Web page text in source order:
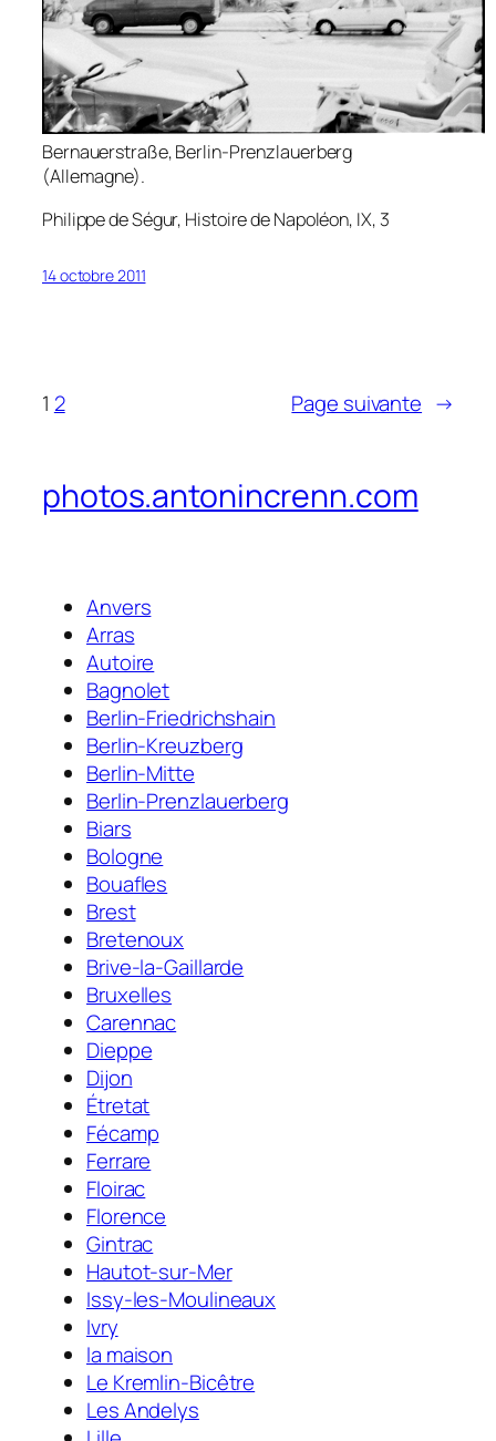
Bernauerstraße, Berlin-Prenzlauerberg
(Allemagne).
Philippe de Ségur, Histoire de Napoléon, IX, 3
14 octobre 2011
1 2 Page suivante →
photos.antonincrenn.com
Anvers
Arras
Autoire
Bagnolet
Berlin-Friedrichshain
Berlin-Kreuzberg
Berlin-Mitte
Berlin-Prenzlauerberg
Biars
Bologne
Bouafles
Brest
Bretenoux
Brive-la-Gaillarde
Bruxelles
Carennac
Dieppe
Dijon
Étretat
Fécamp
Ferrare
Floirac
Florence
Gintrac
Hautot-sur-Mer
Issy-les-Moulineaux
Ivry
la maison
Le Kremlin-Bicêtre
Les Andelys